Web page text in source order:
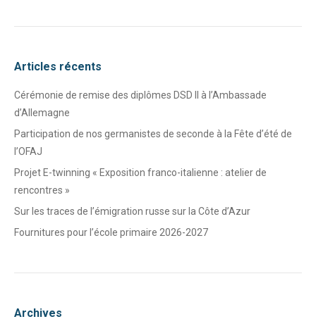
Articles récents
Cérémonie de remise des diplômes DSD II à l’Ambassade
d’Allemagne
Participation de nos germanistes de seconde à la Fête d’été de
l’OFAJ
Projet E-twinning « Exposition franco-italienne : atelier de
rencontres »
Sur les traces de l’émigration russe sur la Côte d’Azur
Fournitures pour l’école primaire 2026-2027
Archives